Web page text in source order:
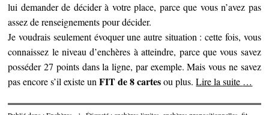
lui demander de décider à votre place, parce que vous n’avez pas
assez de renseignements pour décider.
Je voudrais seulement évoquer une autre situation : cette fois, vous
connaissez le niveau d’enchères à atteindre, parce que vous savez
posséder 27 points dans la ligne, par exemple. Mais vous ne savez
pas encore s’il existe unFIT de 8 cartesou plus.Lire la suite …